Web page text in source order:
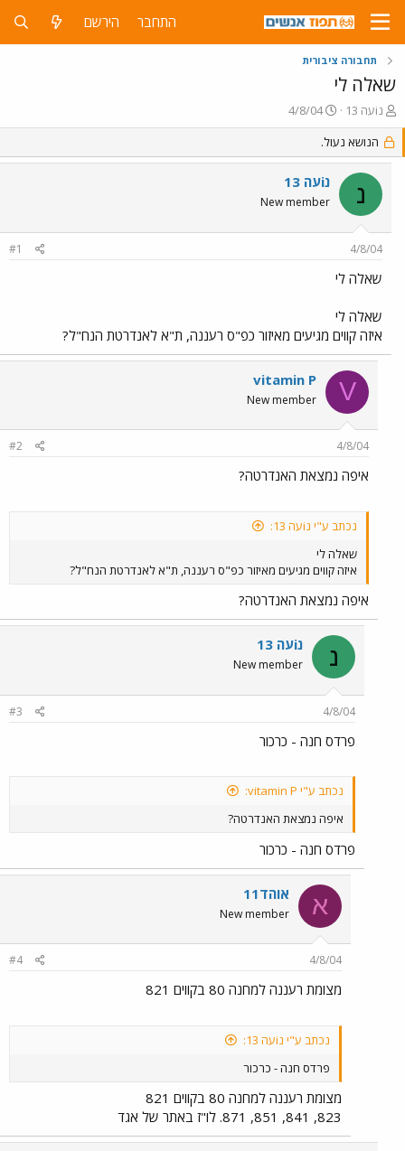
התחבר הירשם
תחבורה ציבורית
שאלה לי
פ
ו
ת
ח
נ
נiעה 13
פ
ו
ר
ס
ם
ב
ת
4/8/04
הנושא נעול.
נ נiעה 13
New member
4/8/04
#1
שאלה לי
שאלה לי
איזה קווים מגיעים מאיזור כפ"ס רעננה, ת"א לאנדרטת הנח"ל?
V
vitamin P
New member
4/8/04
#2
איפה נמצאת האנדרטה?
נכתב ע"י נiעה 13:
שאלה לי
איזה קווים מגיעים מאיזור כפ"ס רעננה, ת"א לאנדרטת הנח"ל?
איפה נמצאת האנדרטה?
נ נiעה 13
New member
4/8/04
#3
פרדס חנה - כרכור
נכתב ע"י vitamin P:
איפה נמצאת האנדרטה?
פרדס חנה - כרכור
א אוהד11
New member
4/8/04
#4
מצומת רעננה למחנה 80 בקווים 821
נכתב ע"י נiעה 13:
פרדס חנה - כרכור
מצומת רעננה למחנה 80 בקווים 821
823, 841, 851, 871. לו"ז באתר של אגד